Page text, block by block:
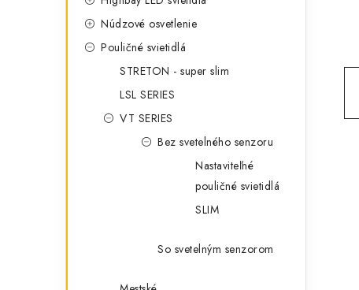
Núdzové osvetlenie
Pouličné svietidlá
STRETON - super slim
LSL SERIES
VT SERIES
Bez svetelného senzoru
Nastaviteľné
pouličné svietidlá
SLIM
So svetelným senzorom